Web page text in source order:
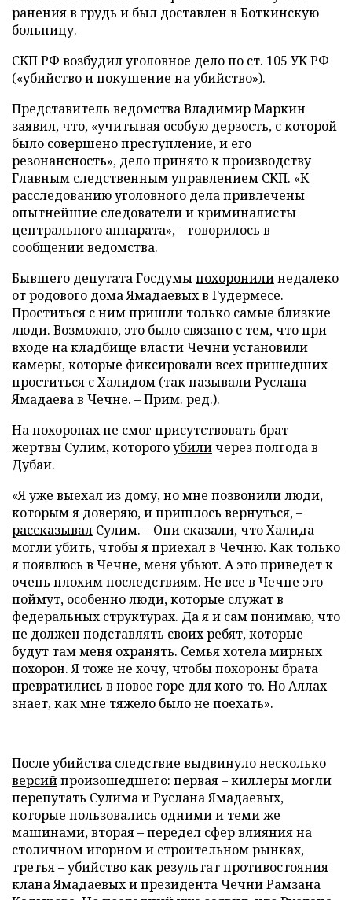
ранения в грудь и был доставлен в Боткинскую
больницу.
СКП РФ возбудил уголовное дело по ст. 105 УК РФ
(«убийство и покушение на убийство»).
Представитель ведомства Владимир Маркин
заявил, что, «учитывая особую дерзость, с которой
было совершено преступление, и его
резонансность», дело принято к производству
Главным следственным управлением СКП. «К
расследованию уголовного дела привлечены
опытнейшие следователи и криминалисты
центрального аппарата», – говорилось в
сообщении ведомства.
Бывшего депутата Госдумыпохоронилинедалеко
от родового дома Ямадаевых в Гудермесе.
Проститься с ним пришли только самые близкие
люди. Возможно, это было связано с тем, что при
входе на кладбище власти Чечни установили
камеры, которые фиксировали всех пришедших
проститься с Халидом (так называли Руслана
Ямадаева в Чечне. – Прим. ред.).
На похоронах не смог присутствовать брат
жертвы Сулим, которогоубиличерез полгода в
Дубаи.
«Я уже выехал из дому, но мне позвонили люди,
которым я доверяю, и пришлось вернуться, –
рассказывал Сулим. – Они сказали, что Халида
могли убить, чтобы я приехал в Чечню. Как только
я появлюсь в Чечне, меня убьют. А это приведет к
очень плохим последствиям. Не все в Чечне это
поймут, особенно люди, которые служат в
федеральных структурах. Да я и сам понимаю, что
не должен подставлять своих ребят, которые
будут там меня охранять. Семья хотела мирных
похорон. Я тоже не хочу, чтобы похороны брата
превратились в новое горе для кого-то. Но Аллах
знает, как мне тяжело было не поехать».
После убийства следствие выдвинуло несколько
версийпроизошедшего: первая – киллеры могли
перепутать Сулима и Руслана Ямадаевых,
которые пользовались одними и теми же
машинами, вторая – передел сфер влияния на
столичном игорном и строительном рынках,
третья – убийство как результат противостояния
клана Ямадаевых и президента Чечни Рамзана